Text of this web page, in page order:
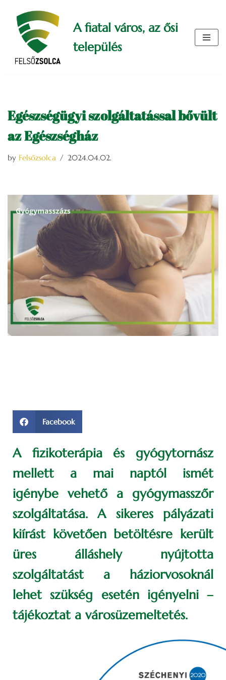
Skip
content
A fiatal város, az ősi
település
Egészségügyi szolgáltatással bővült
az Egészségház
by Felsőzsolca 2024.04.02.
Facebook
A fizikoterápia és gyógytornász
mellett a mai naptól ismét
igénybe vehető a gyógymasszőr
szolgáltatása. A sikeres pályázati
kiírást követően betöltésre került
üres álláshely nyújtotta
szolgáltatást a háziorvosoknál
lehet szükség esetén igényelni –
tájékoztat a városüzemeltetés.